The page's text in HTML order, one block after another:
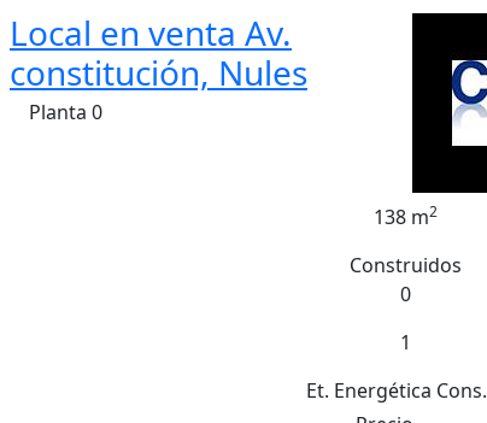
Local en venta Av.
constitución, Nules
Planta 0
138 m2
Construidos
0
1
Et. Energética Cons.